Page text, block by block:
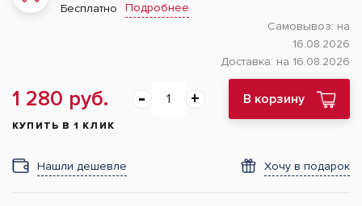
Бесплатно
Подробнее
Самовывоз: на
16.08.2026
Доставка: на 16.08.2026
1 280 руб. В корзину
КУПИТЬ В 1 КЛИК
Нашли дешевле Хочу в подарок